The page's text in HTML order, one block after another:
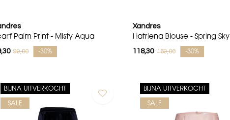
Palm Print - Misty Aqua
99,00 -30%
Xandres
Hatriena Blouse - Spring Sky
118,30 169,00 -30%
BIJNA UITVERKOCHT
SALE
BIJNA UITVERKOCHT
SALE